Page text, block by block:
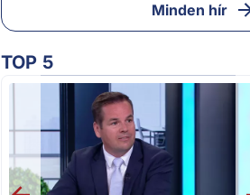
Minden hír
TOP 5